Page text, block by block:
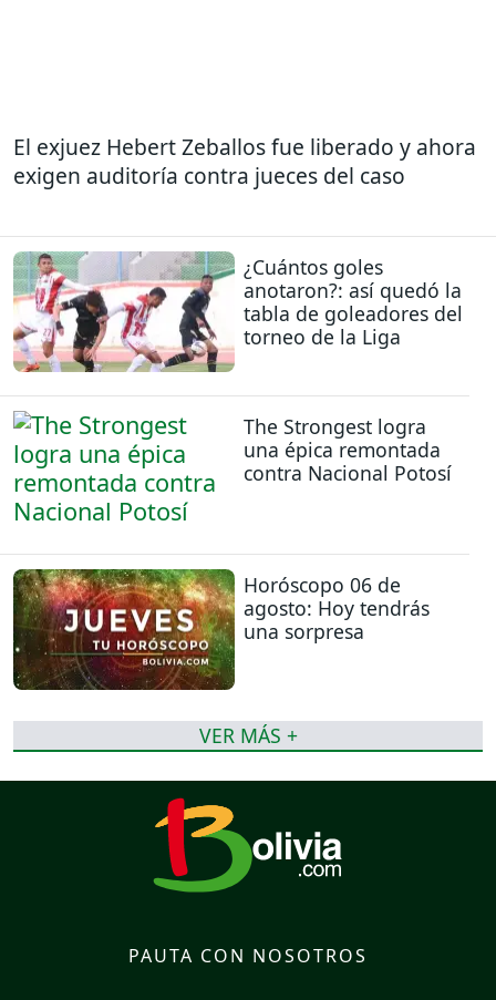
El exjuez Hebert Zeballos fue liberado y ahora
exigen auditoría contra jueces del caso
¿Cuántos goles
anotaron?: así quedó la
tabla de goleadores del
torneo de la Liga
The Strongest logra
una épica remontada
contra Nacional Potosí
Horóscopo 06 de
agosto: Hoy tendrás
una sorpresa
VER MÁS +
PAUTA CON NOSOTROS